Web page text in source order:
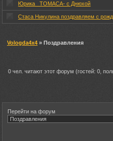
Юрика _ТОМАСА- с Днюхой
Стаса Никулина поздравляем с
Vologda4x4 » Поздравления
0 чел. читают этот форум (гостей: 0,
Перейти на форум